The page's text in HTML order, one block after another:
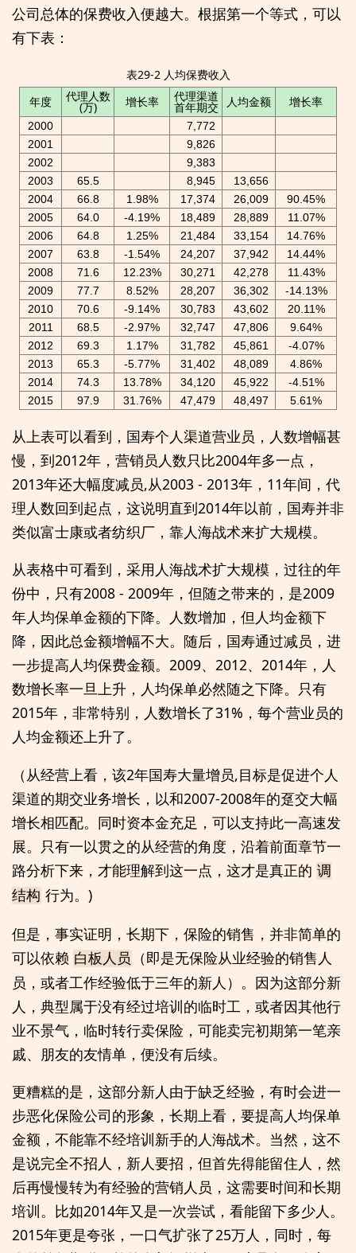
公司总体的保费收入便越大。根据第一个等式，可以
有下表：
表29-2 人均保费收入
年度
代理人数
(万) 增长率 代理渠道
首年期交 人均金额 增长率
2000
7,772
2001
9,826
2002
9,383
2003
65.5 8,945
13,656
2004
66.8 1.98% 17,374 26,009
90.45%
2005
64.0 -4.19% 18,489 28,889
11.07%
2006
64.8 1.25% 21,484 33,154
14.76%
2007
63.8 -1.54% 24,207 37,942
14.44%
2008
71.6 12.23% 30,271 42,278
11.43%
2009
77.7 8.52% 28,207 36,302
-14.13%
2010
70.6 -9.14% 30,783 43,602
20.11%
2011
68.5 -2.97% 32,747 47,806
9.64%
2012
69.3 1.17% 31,782 45,861
-4.07%
2013
65.3 -5.77% 31,402 48,089
4.86%
2014
74.3 13.78% 34,120 45,922
-4.51%
2015
97.9 31.76% 47,479 48,497 5.61%
从上表可以看到，国寿个人渠道营业员，人数增幅甚
慢，到2012年，营销员人数只比2004年多一点，
2013年还大幅度减员,从2003 - 2013年，11年间，代
理人数回到起点，这说明直到2014年以前，国寿并非
类似富士康或者纺织厂，靠人海战术来扩大规模。
从表格中可看到，采用人海战术扩大规模，过往的年
份中，只有2008 - 2009年，但随之带来的，是2009
年人均保单金额的下降。人数增加，但人均金额下
降，因此总金额增幅不大。随后，国寿通过减员，进
一步提高人均保费金额。2009、2012、2014年，人
数增长率一旦上升，人均保单必然随之下降。只有
2015年，非常特别，人数增长了31%，每个营业员的
人均金额还上升了。
（从经营上看，该2年国寿大量增员,目标是促进个人
渠道的期交业务增长，以和2007-2008年的趸交大幅
增长相匹配。同时资本金充足，可以支持此一高速发
展。只有一以贯之的从经营的角度，沿着前面章节一
路分析下来，才能理解到这一点，这才是真正的 调
结构 行为。)
但是，事实证明，长期下，保险的销售，并非简单的
可以依赖 白板人员
（即是无保险从业经验的销售人
员，或者工作经验低于三年的新人）。因为这部分新
人，典型属于没有经过培训的临时工，或者因其他行
业不景气，临时转行卖保险，可能卖完初期第一笔亲
戚、朋友的友情单，便没有后续。
更糟糕的是，这部分新人由于缺乏经验，有时会进一
步恶化保险公司的形象，长期上看，要提高人均保单
金额，不能靠不经培训新手的人海战术。当然，这不
是说完全不招人，新人要招，但首先得能留住人，然
后再慢慢转为有经验的营销人员，这需要时间和长期
培训。比如2014年又是一次尝试，看能留下多少人。
2015年更是夸张，一口气扩张了25万人，同时，每